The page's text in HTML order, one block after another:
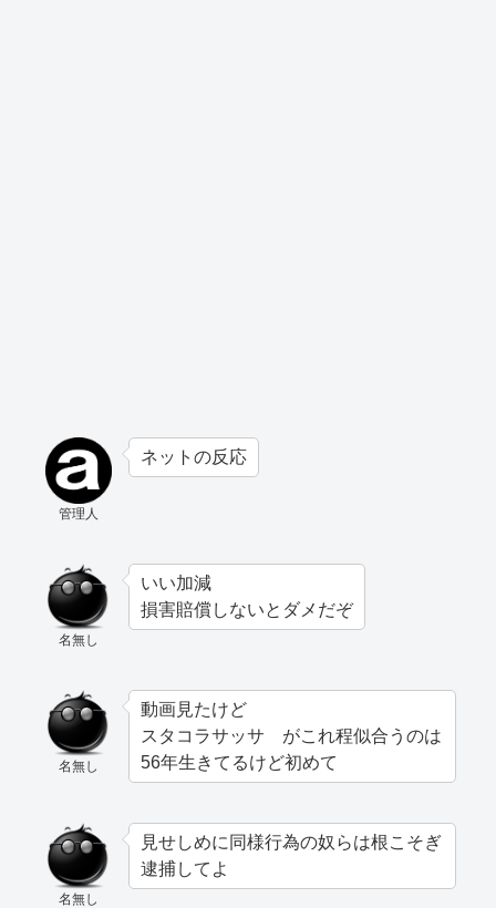
管理人
ネットの反応
名無し
いい加減
損害賠償しないとダメだぞ
名無し
動画見たけど
スタコラサッサ がこれ程似合うのは
56年生きてるけど初めて
名無し
見せしめに同様行為の奴らは根こそぎ
逮捕してよ